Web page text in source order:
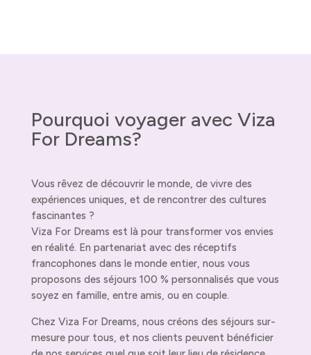
Pourquoi voyager avec Viza
For Dreams?
Vous rêvez de découvrir le monde, de vivre des
expériences uniques, et de rencontrer des cultures
fascinantes ?
Viza For Dreams est là pour transformer vos envies
en réalité. En partenariat avec des réceptifs
francophones dans le monde entier, nous vous
proposons des séjours 100 % personnalisés que vous
soyez en famille, entre amis, ou en couple.
Chez Viza For Dreams, nous créons des séjours sur-
mesure pour tous, et nos clients peuvent bénéficier